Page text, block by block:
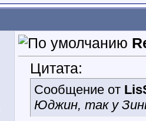
Цитата:
Сообщение от
Юджин, так у